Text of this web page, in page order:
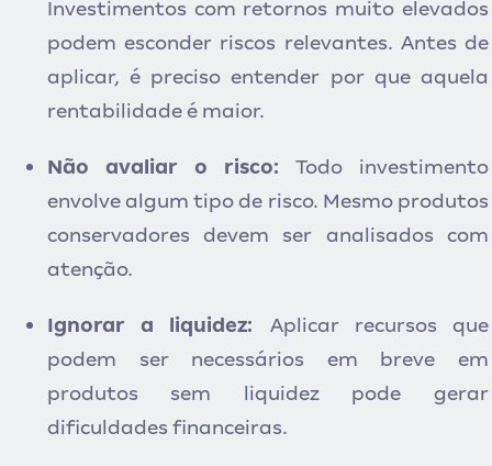
Investimentos com retornos muito elevados
podem esconder riscos relevantes. Antes de
aplicar, é preciso entender por que aquela
rentabilidade é maior.
Não avaliar o risco: Todo investimento
envolve algum tipo de risco. Mesmo produtos
conservadores devem ser analisados com
atenção.
Ignorar a liquidez:
Aplicar recursos que
podem ser necessários em breve em
produtos sem liquidez pode gerar
dificuldades financeiras.